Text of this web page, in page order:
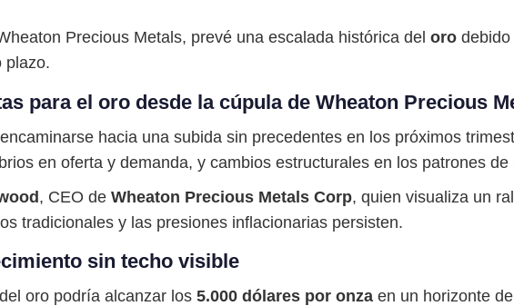
Precious Metals, prevé una escalada histórica del oro
plazo.
para el oro desde la cúpula de Wheaton Precious
hacia una subida sin precedentes en los próximos
en oferta y demanda, y cambios estructurales en los patrones de
, CEO de Wheaton Precious Metals Corp, quien visualiza un
tradicionales y las presiones inflacionarias persisten.
sin techo visible
oro podría alcanzar los 5.000 dólares por onza en un horizonte